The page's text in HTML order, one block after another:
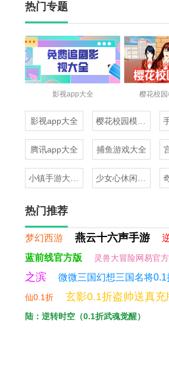
热门专题
影视app大全 樱花校
影视app大全
腾讯app大全 捕鱼游戏大全
热门推荐
梦幻西游 燕云十六声手游
蓝前线官方版
灵兽大冒险网易官
之滨
微微三国幻想三国名将0.1
仙0.1折 玄影0.1折盗帅送真充
陆：逆转时空（0.1折武魂觉醒）